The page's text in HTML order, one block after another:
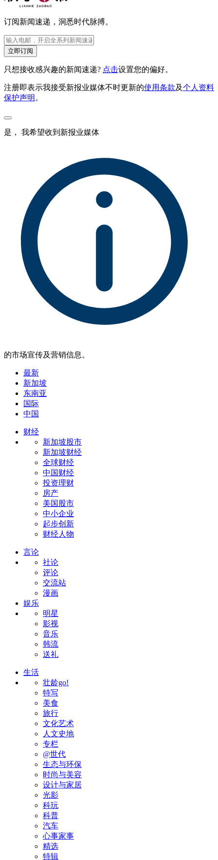
订阅新闻速递，洞悉时代脉搏。
立即订阅
只想接收感兴趣的新闻速递? 点击设置您的偏好。
注册即表示我接受新报业媒体不时更新的使用条款及个人资料
保护声明 。
是， 我希望收到新报业媒体
的市场宣传及营销信息。
最新
新加坡
东南亚
国际
中国
财经
新加坡股市
新加坡财经
全球财经
中国财经
投资理财
房产
美国股市
中小企业
起步创新
财经人物
言论
社论
评论
交流站
漫画
娱乐
明星
影视
音乐
韩流
送礼
生活
壮龄go!
特写
美食
旅行
文化艺术
人文史地
专栏
@世代
生态与环保
时尚与美容
设计与家居
光影
科玩
科普
汽车
心事家事
精选
特辑